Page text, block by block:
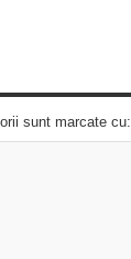
sunt marcate cu: